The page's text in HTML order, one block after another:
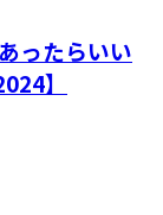
ったらいい
】